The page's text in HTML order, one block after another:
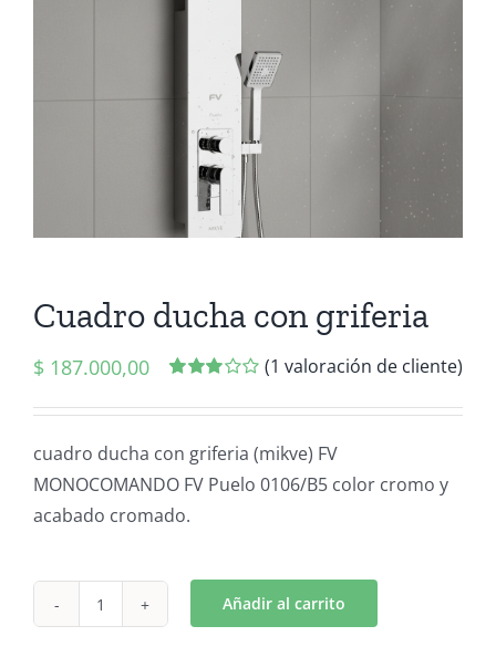
Cuadro ducha con griferia
$ 187.000,00
con
base a
valoración
cliente
(1 valoración de cliente)
cuadro ducha con griferia (mikve) FV
MONOCOMANDO FV Puelo 0106/B5 color cromo y
acabado cromado.
Cuadro
Añadir al carrito